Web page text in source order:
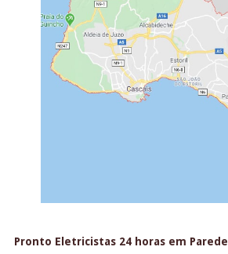
Pronto Eletricistas 24 horas em Parede